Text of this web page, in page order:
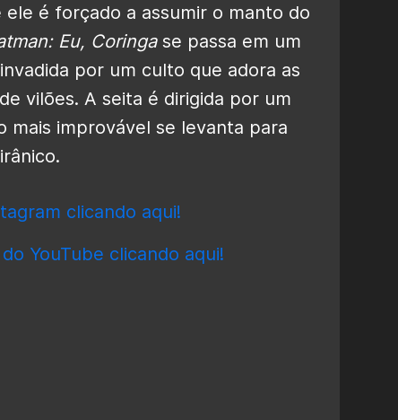
é forçado a assumir o manto do
Eu, Coringase passa em um
por um culto que adora as
vilões. A seita é dirigida por um
mais improvável se levanta para
clicando aqui!
YouTube clicando aqui!